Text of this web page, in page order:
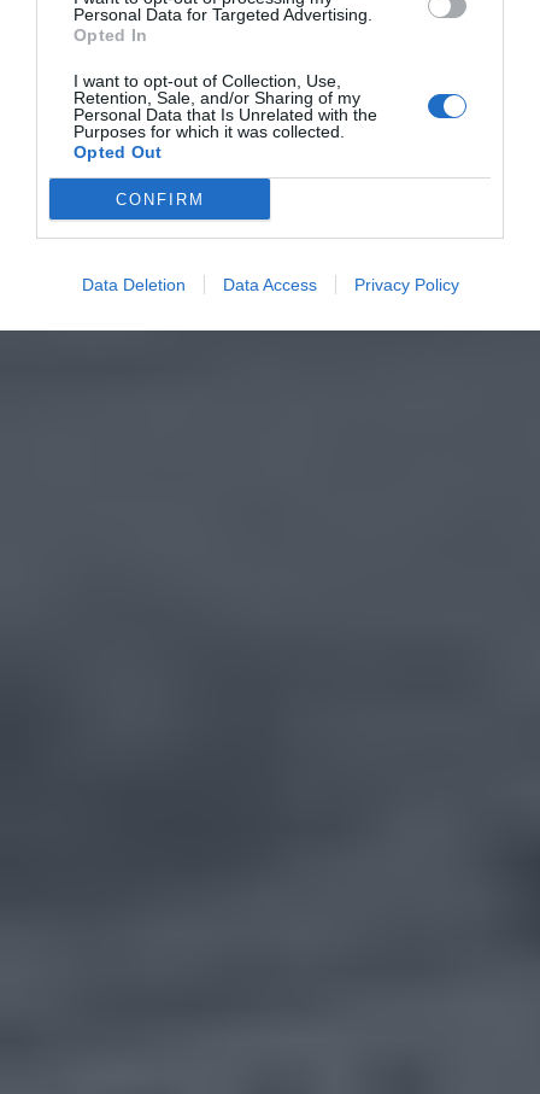
Personal Data for Targeted Advertising.
Opted In
I want to opt-out of Collection, Use,
Retention, Sale, and/or Sharing of my
Personal Data that Is Unrelated with the
Purposes for which it was collected.
Opted Out
CONFIRM
Data Deletion Data Access Privacy Policy